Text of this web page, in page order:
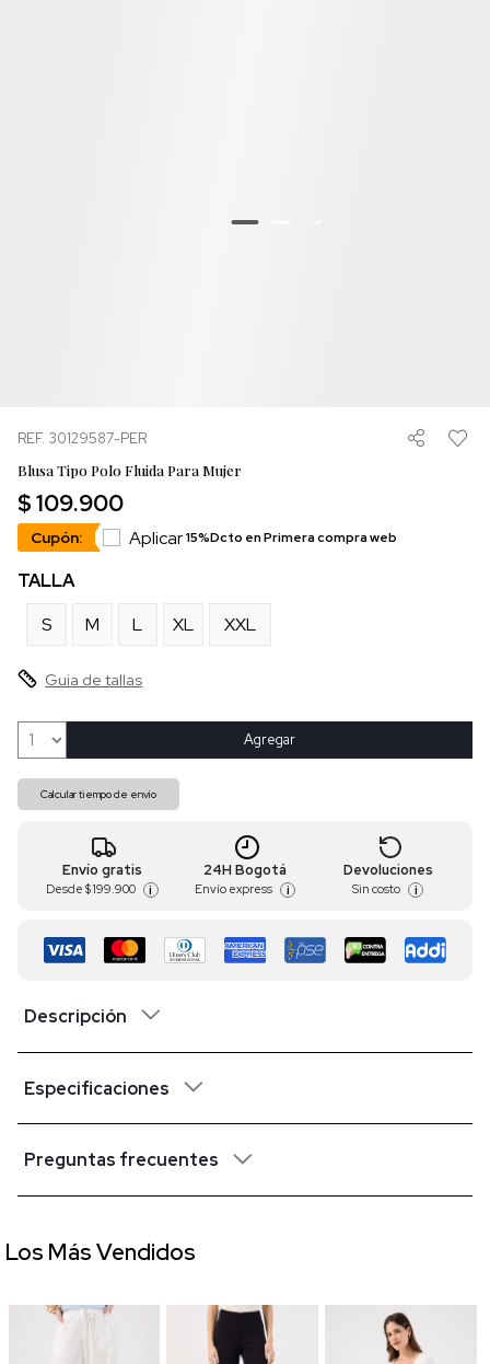
REF. 30129587-PER
Blusa Tipo Polo Fluida Para Mujer
$ 109.900
Cupón: Aplicar15%Dcto en Primera compra web
TALLA
S
M L XL XXL
Guia de tallas
Agregar
Calcular tiempo de envío
Envío gratis
Desde $ 199.900 i
24H Bogotá
Envío express i
Devoluciones
Sin costo i
Descripción
Especificaciones
Preguntas frecuentes
Los Más Vendidos